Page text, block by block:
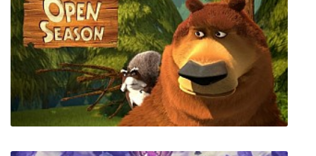
Recontact London: Cyber Puzzle